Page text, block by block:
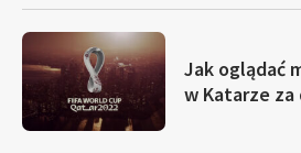
Jak oglądać
w Katarze za